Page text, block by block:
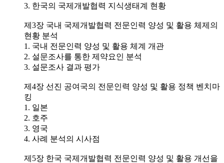
3. 한국의 국제개발협력 지식생태계 현황
제3장 국내 국제개발협력 전문인력 양성 및 활용 체제의
현황 분석
1. 국내 전문인력 양성 및 활용 체계 개관
2. 설문조사를 통한 제약요인 분석
3. 설문조사 결과 평가
제4장 선진 공여국의 전문인력 양성 및 활용 정책 벤치마
킹
1. 일본
2. 호주
3. 영국
4. 사례 분석의 시사점
제5장 한국 국제개발협력 전문인력 양성 및 활용 개선을